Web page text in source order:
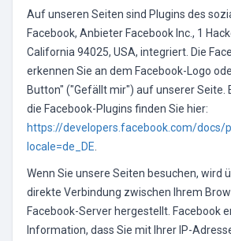
Auf unseren Seiten sind Plugins des
Facebook, Anbieter Facebook Inc., 1
California 94025, USA, integriert. Die
erkennen Sie an dem Facebook-Logo
Button" ("Gefällt mir") auf unserer Seite.
die Facebook-Plugins finden Sie hier:
https://developers.facebook.com/docs/
locale=de_DE
Wenn Sie unsere Seiten besuchen, wird
direkte Verbindung zwischen Ihrem
Facebook-Server hergestellt. Facebook
Information, dass Sie mit Ihrer IP-